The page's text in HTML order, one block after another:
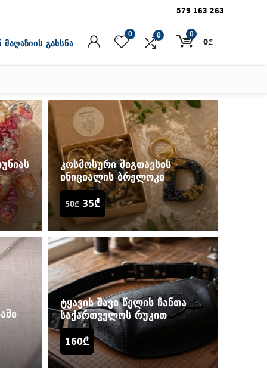
579 163 263
გახსნა
0 0 0
0₾
კოსმოსური შიგთავსის
ინიციალის ბრელოკი
50₾ 35₾
ტყავის შავი წელის ჩანთა
საქართველოს რუკით
160₾